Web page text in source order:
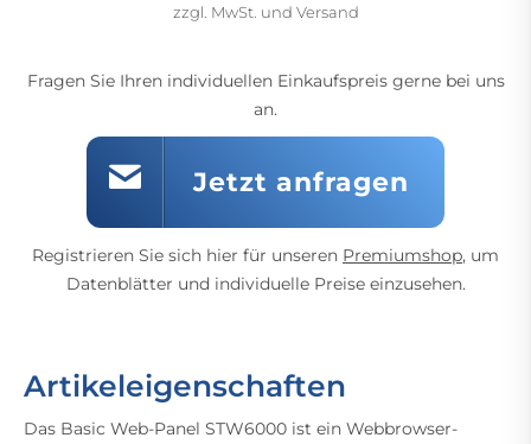
zzgl. MwSt. und Versand
Fragen Sie Ihren individuellen Einkaufspreis gerne bei uns
an.
Jetzt anfragen
Registrieren Sie sich hier für unseren Premiumshop, um
Datenblätter und individuelle Preise einzusehen.
Artikeleigenschaften
Das Basic Web-Panel STW6000 ist ein Webbrowser-